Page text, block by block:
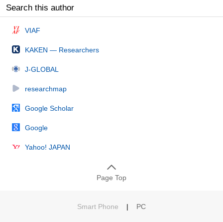
Search this author
VIAF
KAKEN — Researchers
J-GLOBAL
researchmap
Google Scholar
Google
Yahoo! JAPAN
Page Top
Smart Phone | PC